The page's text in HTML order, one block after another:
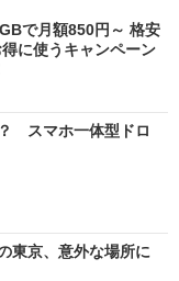
で月額850円～ 格安
に使うキャンペーン
スマホ一体型ドロ
東京、意外な場所に